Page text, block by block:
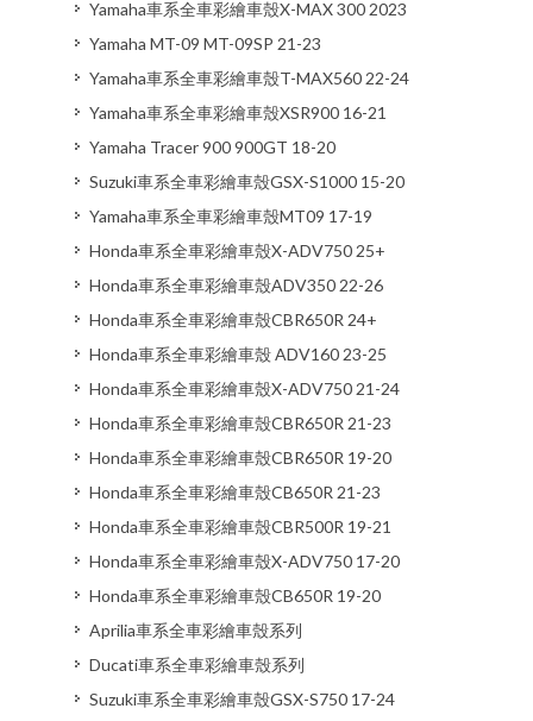
Yamaha車系全車彩繪車殼X-MAX 300 2023
Yamaha MT-09 MT-09SP 21-23
Yamaha車系全車彩繪車殼T-MAX560 22-24
Yamaha車系全車彩繪車殼XSR900 16-21
Yamaha Tracer 900 900GT 18-20
Suzuki車系全車彩繪車殼GSX-S1000 15-20
Yamaha車系全車彩繪車殼MT09 17-19
Honda車系全車彩繪車殼X-ADV750 25+
Honda車系全車彩繪車殼ADV350 22-26
Honda車系全車彩繪車殼CBR650R 24+
Honda車系全車彩繪車殼 ADV160 23-25
Honda車系全車彩繪車殼X-ADV750 21-24
Honda車系全車彩繪車殼CBR650R 21-23
Honda車系全車彩繪車殼CBR650R 19-20
Honda車系全車彩繪車殼CB650R 21-23
Honda車系全車彩繪車殼CBR500R 19-21
Honda車系全車彩繪車殼X-ADV750 17-20
Honda車系全車彩繪車殼CB650R 19-20
Aprilia車系全車彩繪車殼系列
Ducati車系全車彩繪車殼系列
Suzuki車系全車彩繪車殼GSX-S750 17-24